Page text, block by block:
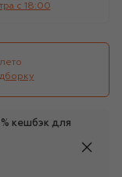
c 18:00
кешбэк для